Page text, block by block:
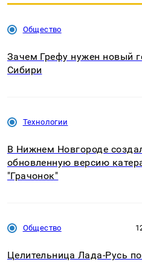
Общество
Зачем Грефу нужен новый
Сибири
Технологии
В Нижнем Новгороде
обновленную версию
"Грачонок"
Общество
Целительница Лада-Русь